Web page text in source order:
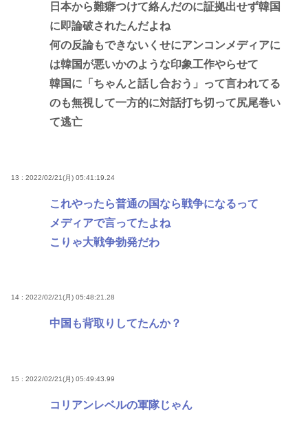
日本から難癖つけて絡んだのに証拠出せず韓国
に即論破されたんだよね
何の反論もできないくせにアンコンメディアに
は韓国が悪いかのような印象工作やらせて
韓国に「ちゃんと話し合おう」って言われてる
のも無視して一方的に対話打ち切って尻尾巻い
て逃亡
13 : 2022/02/21(月) 05:41:19.24
これやったら普通の国なら戦争になるって
メディアで言ってたよね
こりゃ大戦争勃発だわ
14 : 2022/02/21(月) 05:48:21.28
中国も背取りしてたんか？
15 : 2022/02/21(月) 05:49:43.99
コリアンレベルの軍隊じゃん